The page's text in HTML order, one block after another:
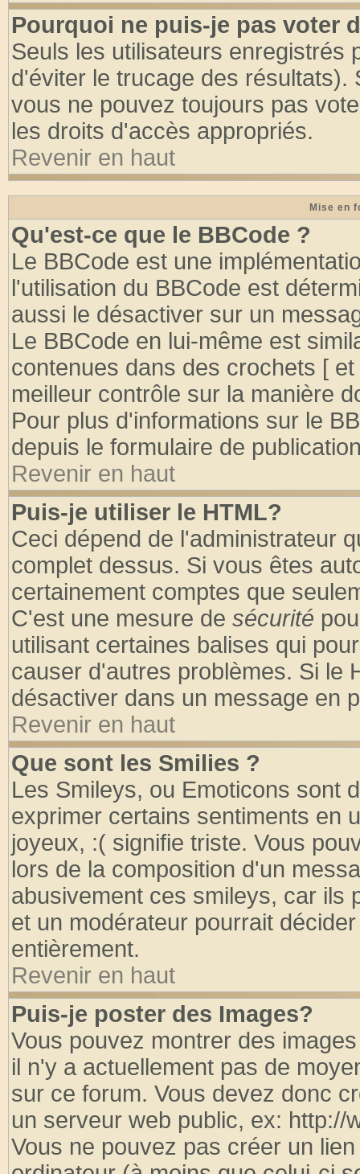
Pourquoi ne puis-je pas voter
Seuls les utilisateurs enregistrés
d'éviter le trucage des
vous ne pouvez toujours pas
les droits d'accès appropriés.
Revenir en haut
Mise en
Qu'est-ce que le BBCode ?
Le BBCode est une
l'utilisation du BBCode est
aussi le désactiver sur un
Le BBCode en lui-même est
contenues dans des crochets [
meilleur contrôle sur la manière
Pour plus d'informations sur le
depuis le formulaire de
Revenir en haut
Puis-je utiliser le HTML?
Ceci dépend de l'administrateur
complet dessus. Si vous êtes
certainement comptes que
C'est une mesure de sécurité
utilisant certaines balises qui
causer d'autres problèmes. Si le
désactiver dans un message en
Revenir en haut
Que sont les Smilies ?
Les Smileys, ou Emoticons sont
exprimer certains sentiments en
joyeux, :( signifie triste. Vous
lors de la composition d'un
abusivement ces smileys, car ils
et un modérateur pourrait
entièrement.
Revenir en haut
Puis-je poster des Images?
Vous pouvez montrer des
il n'y a actuellement pas de
sur ce forum. Vous devez donc
un serveur web public, ex: http://
Vous ne pouvez pas créer un